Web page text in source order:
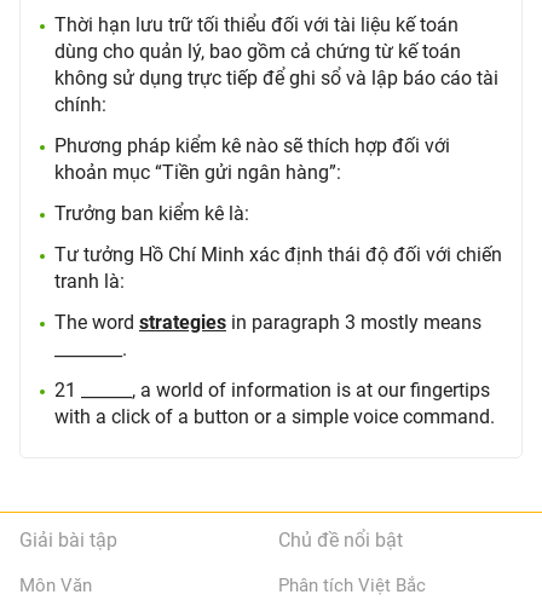
Thời hạn lưu trữ tối thiểu đối với tài liệu kế toán
dùng cho quản lý, bao gồm cả chứng từ kế toán
không sử dụng trực tiếp để ghi sổ và lập báo cáo tài
chính:
Phương pháp kiểm kê nào sẽ thích hợp đối với
khoản mục “Tiền gửi ngân hàng”:
Trưởng ban kiểm kê là:
Tư tưởng Hồ Chí Minh xác định thái độ đối với chiến
tranh là:
The word strategies in paragraph 3 mostly means
________.
21 ______, a world of information is at our fingertips
with a click of a button or a simple voice command.
Giải bài tập
Môn Văn
Chủ đề nổi bật
Phân tích Việt Bắc